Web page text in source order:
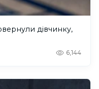
дівчинку,
6,144